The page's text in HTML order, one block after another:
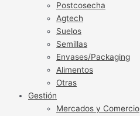
Postcosecha
Agtech
Suelos
Semillas
Envases/Packaging
Alimentos
Otras
Gestión
Mercados y Comercio